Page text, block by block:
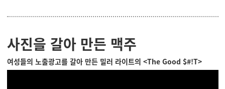
사진을 갈아 만든 맥주
여성들의 노출광고를 갈아 만든 밀러 라이트의 <The Good $#!T>